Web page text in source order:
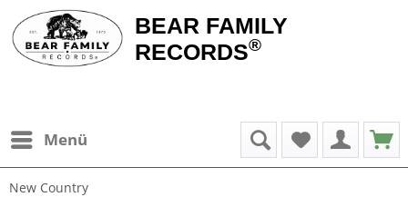
BEAR FAMILY
RECORDS®
Menü
New Country